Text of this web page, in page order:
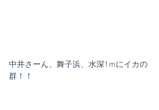
中井さーん、舞子浜、水深1mにイカの
群！！